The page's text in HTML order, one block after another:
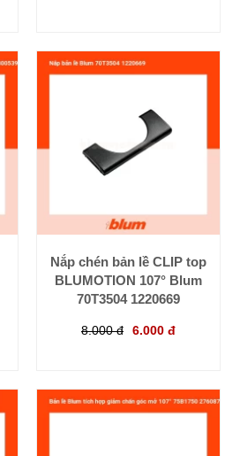
Nắp chén bản lề CLIP top
BLUMOTION 107° Blum
70T3504 1220669
8.000 đ 6.000 đ